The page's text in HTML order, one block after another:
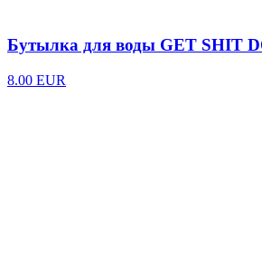
Бутылка для воды GET SHIT
8.00 EUR